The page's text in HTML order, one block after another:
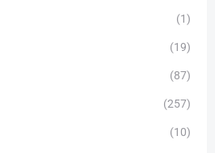
(1)
(19)
(87)
(257)
(10)